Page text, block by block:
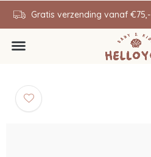
Gratis verzending vanaf €75,-